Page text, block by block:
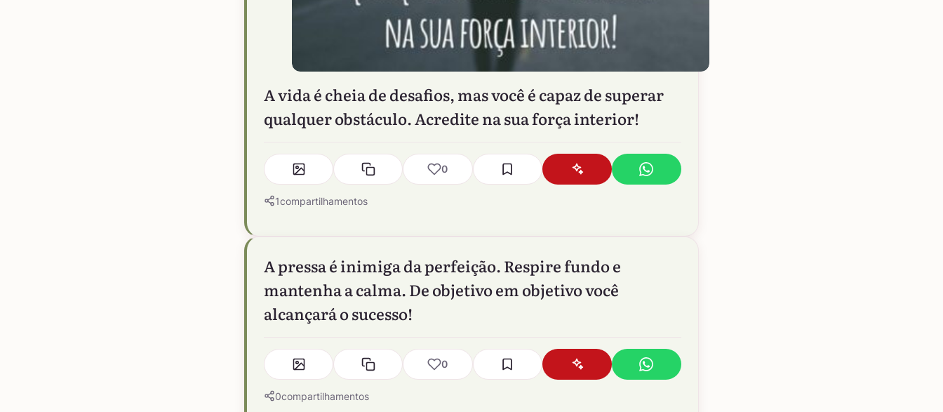
A vida é cheia de desafios, mas você é capaz de superar
qualquer obstáculo. Acredite na sua força interior!
0
1compartilhamentos
A pressa é inimiga da perfeição. Respire fundo e
mantenha a calma. De objetivo em objetivo você
alcançará o sucesso!
0
0compartilhamentos